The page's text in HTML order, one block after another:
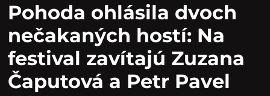
Pohoda ohlásila dvoch
nečakaných hostí: Na
festival zavítajú Zuzana
Čaputová a Petr Pavel